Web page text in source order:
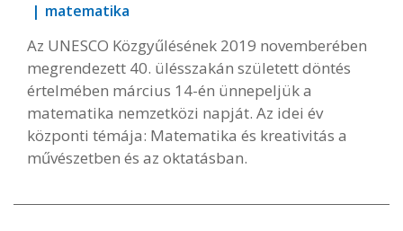
matematika
Az UNESCO Közgyűlésének 2019 novemberében
megrendezett 40. ülésszakán született döntés
értelmében március 14-én ünnepeljük a
matematika nemzetközi napját. Az idei év
központi témája: Matematika és kreativitás a
művészetben és az oktatásban.